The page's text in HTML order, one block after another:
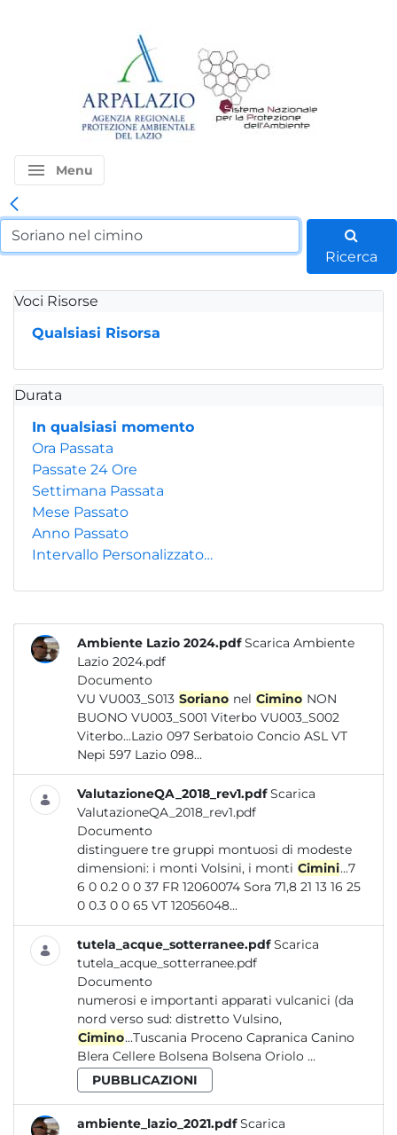
menu Menu
Ricerca
Voci Risorse
Qualsiasi Risorsa
Durata
In qualsiasi momento
Ora Passata
Passate 24 Ore
Settimana Passata
Mese Passato
Anno Passato
Intervallo Personalizzato…
Ambiente Lazio 2024.pdf Scarica Ambiente
Lazio 2024.pdf
Documento
VU VU003_S013 Soriano nel Cimino
BUONO VU003_S001 Viterbo VU003_S002
Viterbo...Lazio 097 Serbatoio Concio ASL VT
Nepi 597 Lazio 098...
ValutazioneQA_2018_rev1.pdf Scarica
ValutazioneQA_2018_rev1.pdf
Documento
distinguere tre gruppi montuosi di modeste
dimensioni: i monti Volsini, i monti Cimini...7
6 0 0.2 0 0 37 FR 12060074 Sora 71,8 21 13 16 25
0 0.3 0 0 65 VT 12056048...
tutela_acque_sotterranee.pdf Scarica
tutela_acque_sotterranee.pdf
Documento
numerosi e importanti apparati vulcanici (da
nord verso sud: distretto Vulsino,
Cimino...Tuscania Proceno Capranica Canino
Blera Cellere Bolsena Bolsena Oriolo ...
PUBBLICAZIONI
ambiente_lazio_2021.pdf Scarica